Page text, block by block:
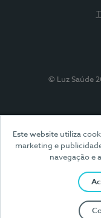
Este website utiliza
marketing e
navegação e
© Luz Saúde